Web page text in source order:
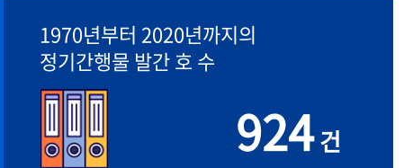
1970년부터 2020년까지의
정기간행물 발간 호 수
924건